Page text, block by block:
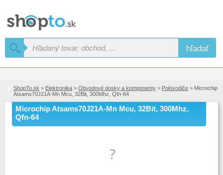
hľadať
ShopTo.sk > Elektronika > Obvodové dosky a komponenty > Polovodiče > Microchip
Atsams70J21A-Mn Mcu, 32Bit, 300Mhz, Qfn-64
Microchip Atsams70J21A-Mn Mcu, 32Bit, 300Mhz,
Qfn-64